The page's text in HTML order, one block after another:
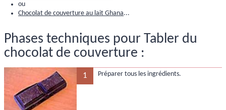
ou
Chocolat de couverture au lait Ghana...
Phases techniques pour Tabler du
chocolat de couverture :
1 Préparer tous les ingrédients.